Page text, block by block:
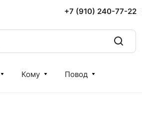
+7 (910) 240-77-22
Кому Повод